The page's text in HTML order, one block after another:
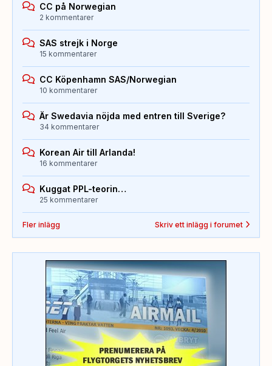
CC på Norwegian
2 kommentarer
SAS strejk i Norge
15 kommentarer
CC Köpenhamn SAS/Norwegian
10 kommentarer
Är Swedavia nöjda med entren till Sverige?
34 kommentarer
Korean Air till Arlanda!
16 kommentarer
Kuggat PPL-teorin…
25 kommentarer
Fler inlägg Skriv ett inlägg i forumet